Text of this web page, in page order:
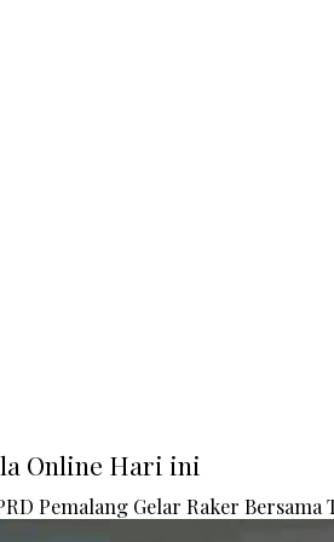
Online Hari ini
Pemalang Gelar Raker Bersama